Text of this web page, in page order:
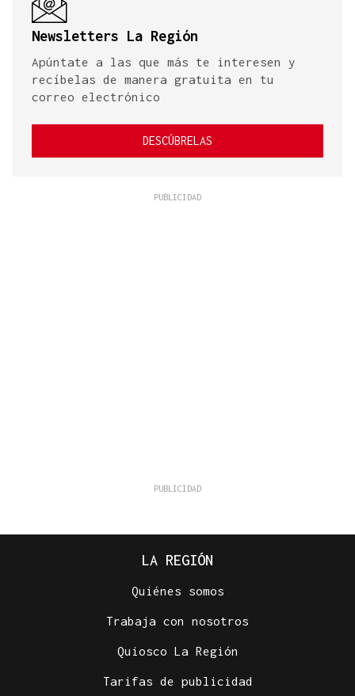
Newsletters La Región
Apúntate a las que más te interesen y
recíbelas de manera gratuita en tu
correo electrónico
DESCÚBRELAS
LA REGIÓN
Quiénes somos
Trabaja con nosotros
Quiosco La Región
Tarifas de publicidad